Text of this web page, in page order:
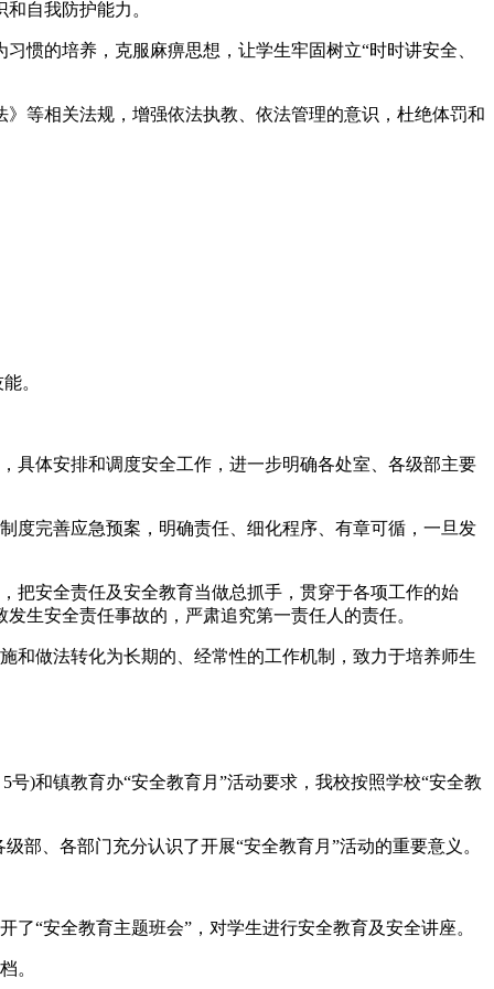
自我防护能力。
惯的培养，克服麻痹思想，让学生牢固树立“时时讲安全、
等相关法规，增强依法执教、依法管理的意识，杜绝体罚和
。
具体安排和调度安全工作，进一步明确各处室、各级部主要
度完善应急预案，明确责任、细化程序、有章可循，一旦发
把安全责任及安全教育当做总抓手，贯穿于各项工作的始
生安全责任事故的，严肃追究第一责任人的责任。
和做法转化为长期的、经常性的工作机制，致力于培养师生
)和镇教育办“安全教育月”活动要求，我校按照学校“安全教
部、各部门充分认识了开展“安全教育月”活动的重要意义。
“安全教育主题班会”，对学生进行安全教育及安全讲座。
。